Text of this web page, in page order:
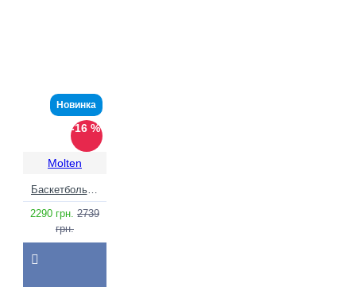
Новинка
-16 %
Molten
Баскетбольний м'яч Molten B7F3501-WG (розмір 7) +подарунок
2290 грн. 2739
грн.